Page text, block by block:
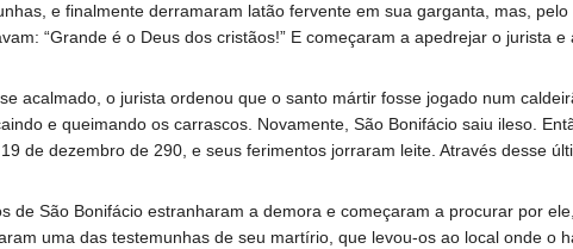
e finalmente derramaram latão fervente em sua garganta, mas,
“Grande é o Deus dos cristãos!” E começaram a apedrejar o jurista
acalmado, o jurista ordenou que o santo mártir fosse jogado num
e queimando os carrascos. Novamente, São Bonifácio saiu ileso.
de dezembro de 290, e seus ferimentos jorraram leite. Através desse
de São Bonifácio estranharam a demora e começaram a procurar por
uma das testemunhas de seu martírio, que levou-os ao local onde o